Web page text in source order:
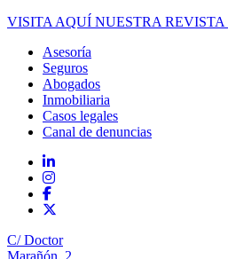
VISITA AQUÍ NUESTRA
Asesoría
Seguros
Abogados
Inmobiliaria
Casos legales
Canal de denuncias
C/ Doctor
Marañón, 2